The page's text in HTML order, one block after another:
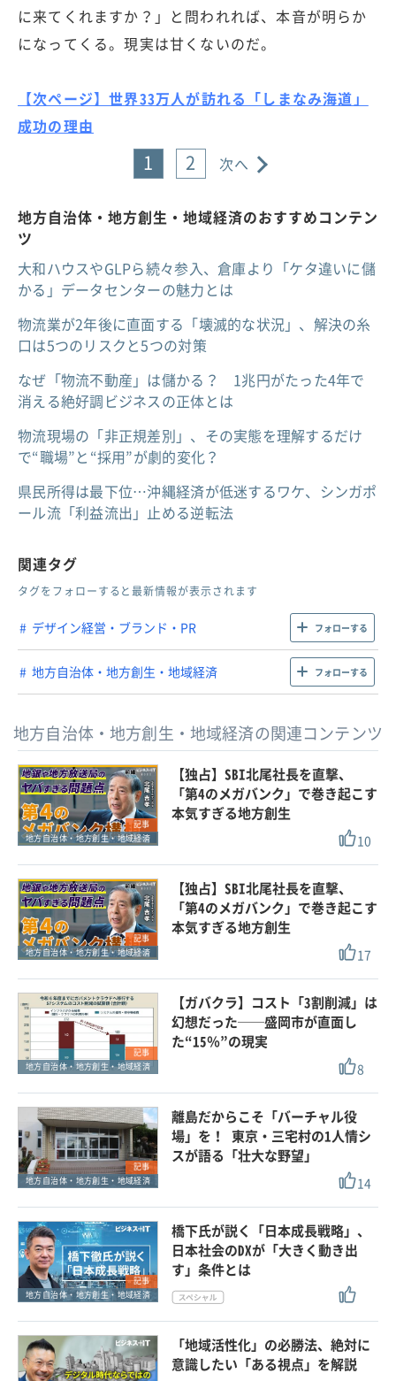
に来てくれますか？」と問われれば、本音が明らか
になってくる。現実は甘くないのだ。
【次ページ】世界33万人が訪れる「しまなみ海道」
成功の理由
1 2 次へ
地方自治体・地方創生・地域経済のおすすめコンテン
ツ
大和ハウスやGLPら続々参入、倉庫より「ケタ違いに儲
かる」データセンターの魅力とは
物流業が2年後に直面する「壊滅的な状況」、解決の糸
口は5つのリスクと5つの対策
なぜ「物流不動産」は儲かる？ 1兆円がたった4年で
消える絶好調ビジネスの正体とは
物流現場の「非正規差別」、その実態を理解するだけ
で“職場”と“採用”が劇的変化？
県民所得は最下位…沖縄経済が低迷するワケ、シンガポ
ール流「利益流出」止める逆転法
関連タグ
タグをフォローすると最新情報が表示されます
デザイン経営・ブランド・PR フォローする
地方自治体・地方創生・地域経済 フォローする
地方自治体・地方創生・地域経済の関連コンテンツ
記事
地方自治体・地方創生・地域経済
【独占】SBI北尾社長を直撃、
「第4のメガバンク」で巻き起こす
本気すぎる地方創生
10
記事
地方自治体・地方創生・地域経済
【独占】SBI北尾社長を直撃、
「第4のメガバンク」で巻き起こす
本気すぎる地方創生
17
記事
地方自治体・地方創生・地域経済
【ガバクラ】コスト「3割削減」は
幻想だった──盛岡市が直面し
た“15％”の現実
8
記事
地方自治体・地方創生・地域経済
離島だからこそ「バーチャル役
場」を！ 東京・三宅村の1人情シ
スが語る「壮大な野望」
14
記事
地方自治体・地方創生・地域経済
橋下氏が説く「日本成長戦略」、
日本社会のDXが「大きく動き出
す」条件とは
「地域活性化」の必勝法、絶対に
意識したい「ある視点」を解説